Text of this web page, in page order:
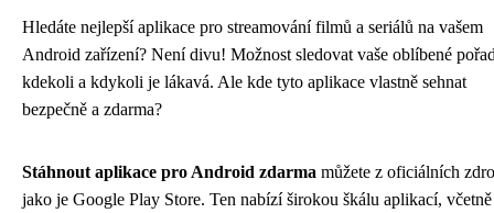
Hledáte nejlepší aplikace pro streamování filmů a seriálů na vašem
Android zařízení? Není divu! Možnost sledovat vaše oblíbené
kdekoli a kdykoli je lákavá. Ale kde tyto aplikace vlastně sehnat
bezpečně a zdarma?
Stáhnout aplikace pro Android zdarma můžete z oficiálních
jako je Google Play Store. Ten nabízí širokou škálu aplikací, včetně